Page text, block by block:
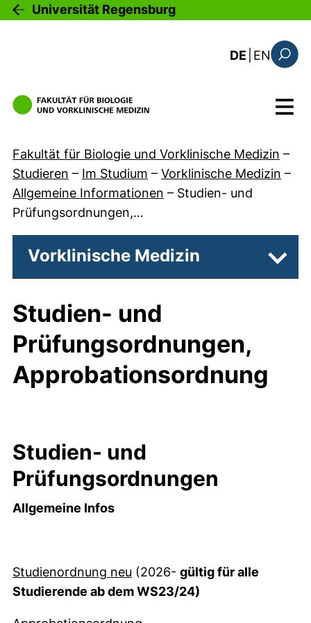
Direkt zum Inhalt
Universität Regensburg
DE EN: this
Menü
Fakultät für Biologie und Vorklinische Medizin –
Studieren – Im Studium – Vorklinische Medizin –
Allgemeine Informationen – Studien- und
Prüfungsordnungen,…
Vorklinische Medizin
Studien- und
Prüfungsordnungen,
Approbationsordnung
Studien- und
Prüfungsordnungen
Allgemeine Infos
Studienordnung neu (öffnet neues Fenster).
(2026- gültig für alle
Studierende ab dem WS23/24)